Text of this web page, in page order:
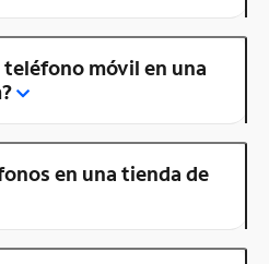
teléfono móvil en una
en una tienda de